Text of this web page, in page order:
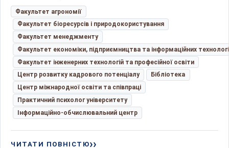
Факультет агрономії
Факультет біоресурсів і природокористування
Факультет менеджменту
Факультет економіки, підприємництва та інформаційних
Факультет інженерних технологій та професійної освіти
Центр розвитку кадрового потенціалу
Бібліотека
Центр міжнародної освіти та співпраці
Практичний психолог університету
Інформаційно-обчислювальний центр
ЧИТАТИ ПОВНІСТЮ